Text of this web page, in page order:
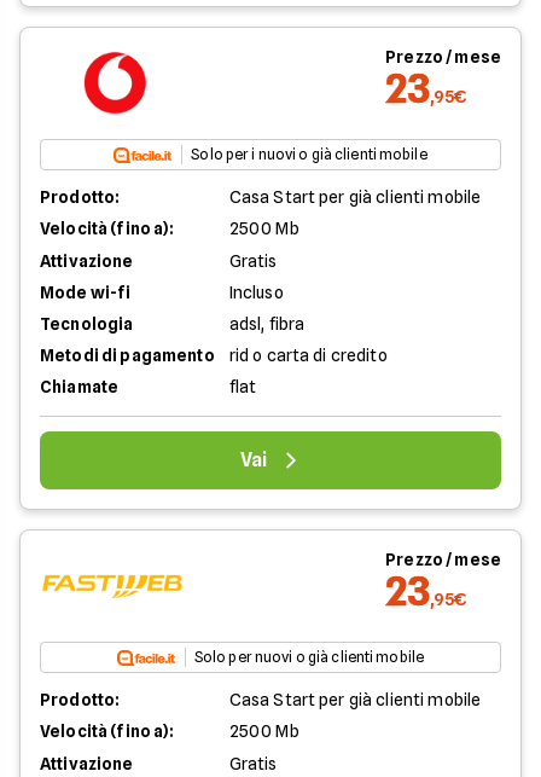
Prezzo / mese
23,95€
Solo per i nuovi o già clienti mobile
Prodotto:
Casa Start per già clienti mobile
Velocità (fino a):
2500 Mb
Attivazione
Gratis
Mode wi-fi
Incluso
Tecnologia
adsl, fibra
Metodi di pagamento
rid o carta di credito
Chiamate
flat
Vai
Prezzo / mese
23,95€
Solo per nuovi o già clienti mobile
Prodotto:
Casa Start per già clienti mobile
Velocità (fino a):
2500 Mb
Attivazione
Gratis